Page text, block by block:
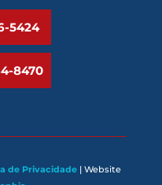
5424
8470
de Privacidade| Website